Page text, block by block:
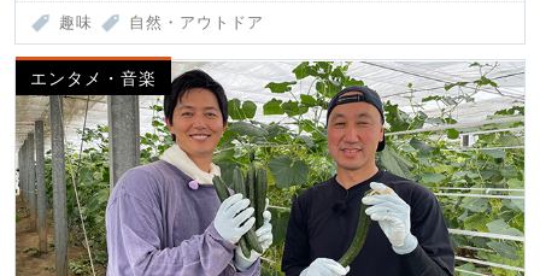
趣味 自然・アウトドア
エンタメ・音楽